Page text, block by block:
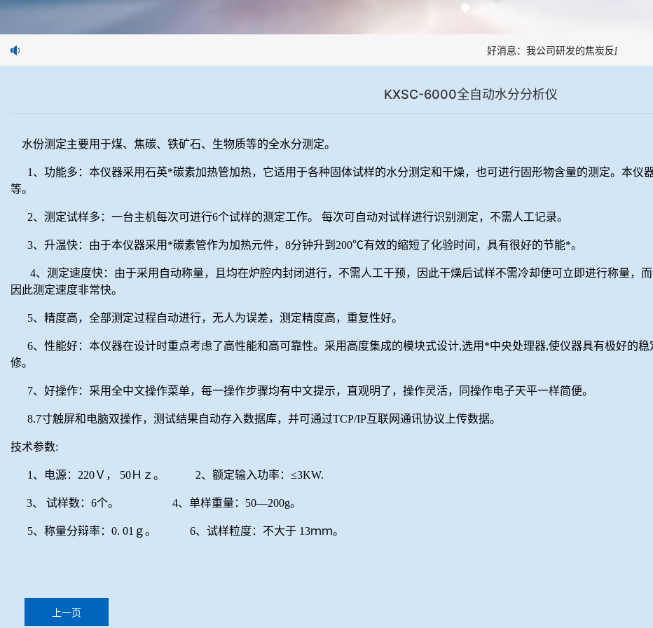
好消息：我公司研发的焦炭反应性制
KXSC-6000全自动水分分析仪
水份测定主要用于煤、焦碳、铁矿石、生物质等的全水分测定。
1、功能多：本仪器采用石英*碳素加热管加热，它适用于各种固体试样的水分测定和干燥，也可进行固形物含量的测定。本仪
等。
2、测定试样多：一台主机每次可进行6个试样的测定工作。 每次可自动对试样进行识别测定，不需人工记录。
3、升温快：由于本仪器采用*碳素管作为加热元件，8分钟升到200℃有效的缩短了化验时间，具有很好的节能*。
4、测定速度快：由于采用自动称量，且均在炉腔内封闭进行，不需人工干预，因此干燥后试样不需冷却便可立即进行称量，
因此测定速度非常快。
5、精度高，全部测定过程自动进行，无人为误差，测定精度高，重复性好。
6、性能好：本仪器在设计时重点考虑了高性能和高可靠性。采用高度集成的模块式设计,选用*中央处理器,使仪器具有极好的
修。
7、好操作：采用全中文操作菜单，每一操作步骤均有中文提示，直观明了，操作灵活，同操作电子天平一样简便。
8.7寸触屏和电脑双操作， 测试结果自动存入数据库，并可通过TCP/IP互联网通讯协议上传数据。
技术参数:
1、电源：220Ｖ， 50Ｈｚ。 2、额定输入功率：≤3KW.
3、 试样数：6个。 4、单样重量：50—200g。
5、称量分辩率：0. 01ｇ。 6、试样粒度：不大于 13ｍｍ。
上一页